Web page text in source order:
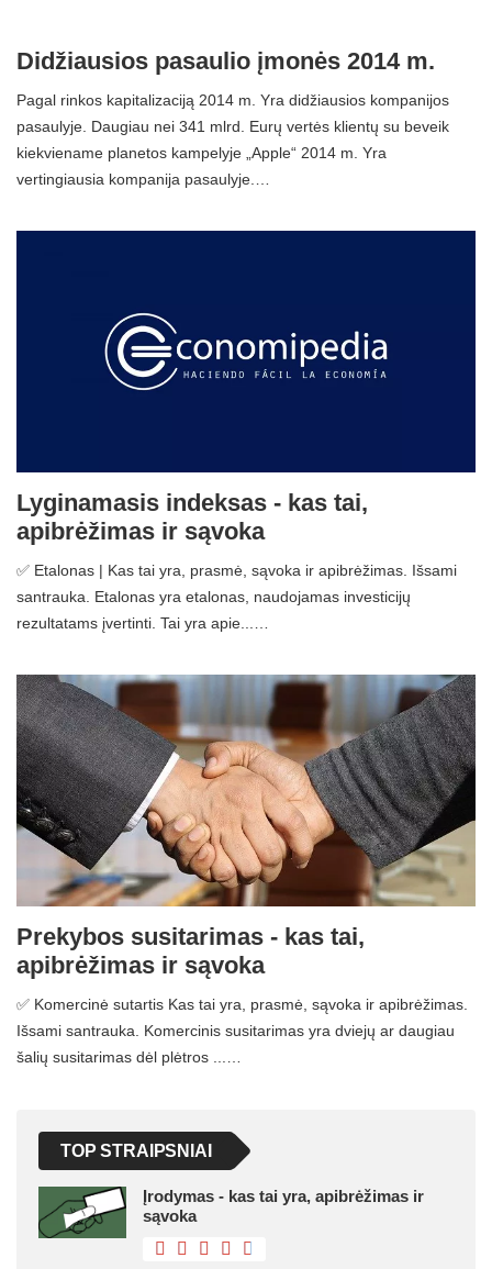
Didžiausios pasaulio įmonės 2014 m.
Pagal rinkos kapitalizaciją 2014 m. Yra didžiausios kompanijos
pasaulyje. Daugiau nei 341 mlrd. Eurų vertės klientų su beveik
kiekviename planetos kampelyje „Apple“ 2014 m. Yra
vertingiausia kompanija pasaulyje.…
Lyginamasis indeksas - kas tai,
apibrėžimas ir sąvoka
✅ Etalonas | Kas tai yra, prasmė, sąvoka ir apibrėžimas. Išsami
santrauka. Etalonas yra etalonas, naudojamas investicijų
rezultatams įvertinti. Tai yra apie...…
Prekybos susitarimas - kas tai,
apibrėžimas ir sąvoka
✅ Komercinė sutartis Kas tai yra, prasmė, sąvoka ir apibrėžimas.
Išsami santrauka. Komercinis susitarimas yra dviejų ar daugiau
šalių susitarimas dėl plėtros ...…
TOP STRAIPSNIAI
Įrodymas - kas tai yra, apibrėžimas ir
sąvoka